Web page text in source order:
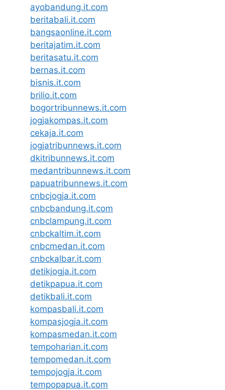
ayobandung.it.com
beritabali.it.com
bangsaonline.it.com
beritajatim.it.com
beritasatu.it.com
bernas.it.com
bisnis.it.com
brilio.it.com
bogortribunnews.it.com
jogjakompas.it.com
cekaja.it.com
jogjatribunnews.it.com
dkitribunnews.it.com
medantribunnews.it.com
papuatribunnews.it.com
cnbcjogja.it.com
cnbcbandung.it.com
cnbclampung.it.com
cnbckaltim.it.com
cnbcmedan.it.com
cnbckalbar.it.com
detikjogja.it.com
detikpapua.it.com
detikbali.it.com
kompasbali.it.com
kompasjogja.it.com
kompasmedan.it.com
tempoharian.it.com
tempomedan.it.com
tempojogja.it.com
tempopapua.it.com